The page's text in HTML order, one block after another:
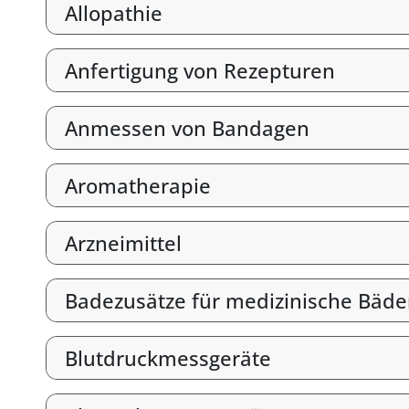
Allopathie
Anfertigung von Rezepturen
Anmessen von Bandagen
Aromatherapie
Arzneimittel
Badezusätze für medizinische
Blutdruckmessgeräte